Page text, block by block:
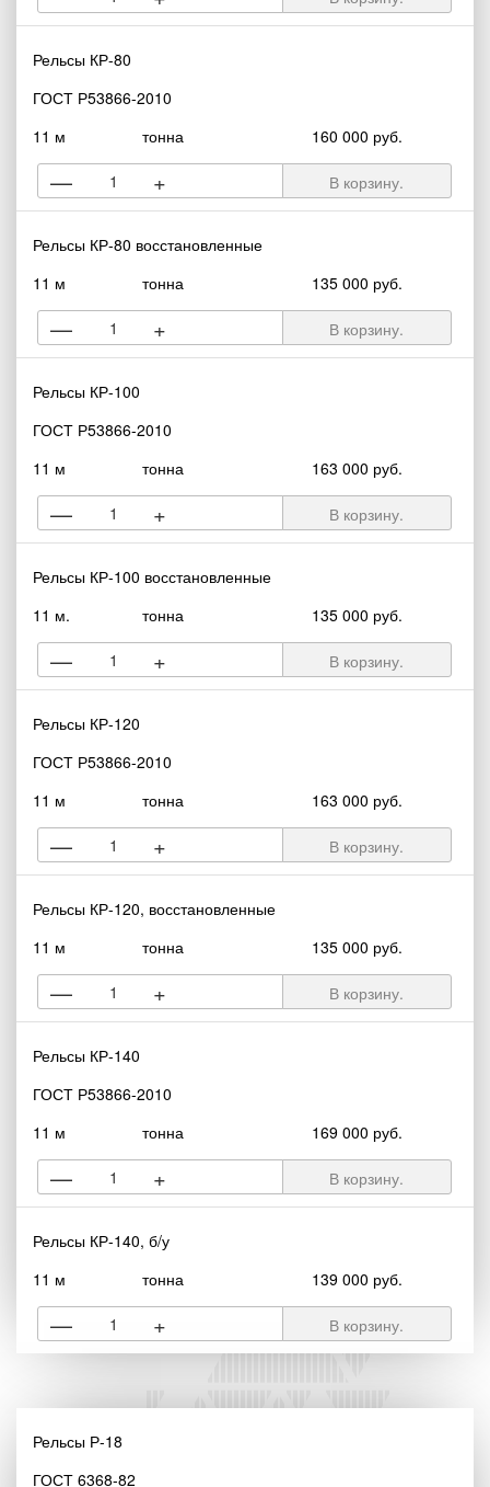
Рельсы КР-80
ГОСТ Р53866-2010
11 м
тонна 160 000 руб.
— + В корзину.
Рельсы КР-80 восстановленные
11 м
тонна 135 000 руб.
— + В корзину.
Рельсы КР-100
ГОСТ Р53866-2010
11 м
тонна 163 000 руб.
— + В корзину.
Рельсы КР-100 восстановленные
11 м.
тонна 135 000 руб.
— + В корзину.
Рельсы КР-120
ГОСТ Р53866-2010
11 м
тонна 163 000 руб.
— + В корзину.
Рельсы КР-120, восстановленные
11 м
тонна 135 000 руб.
— + В корзину.
Рельсы КР-140
ГОСТ Р53866-2010
11 м
тонна 169 000 руб.
— + В корзину.
Рельсы КР-140, б/у
11 м
тонна 139 000 руб.
— + В корзину.
Рельсы Р-18
ГОСТ 6368-82